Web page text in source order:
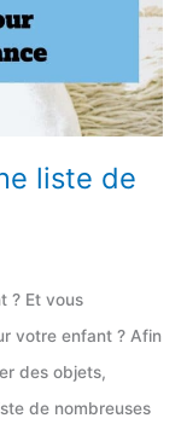
liste de
? Et vous
votre enfant ? Afin
des objets,
de nombreuses